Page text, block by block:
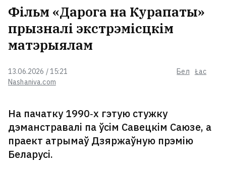
Nashaniva.com
13.06.2026 / 15:21 Бел Łac
Фільм «Дарога на Курапаты»
прызналі экстрэмісцкім
матэрыялам
На пачатку 1990‑х гэтую стужку
дэманстравалі па ўсім Савецкім Саюзе, а
праект атрымаў Дзяржаўную прэмію
Беларусі.
У Беларусі ўжо +30°С
не любяць заезджых». Што
турыстычны бум прыносіць
Гродну
У цэнтры Мінска выставілі на